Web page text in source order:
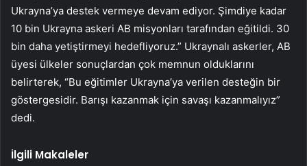
Ukrayna’ya destek vermeye devam ediyor. Şimdiye kadar
10 bin Ukrayna askeri AB misyonları tarafından eğitildi. 30
bin daha yetiştirmeyi hedefliyoruz.” Ukraynalı askerler, AB
üyesi ülkeler sonuçlardan çok memnun olduklarını
belirterek, “Bu eğitimler Ukrayna’ya verilen desteğin bir
göstergesidir. Barışı kazanmak için savaşı kazanmalıyız”
dedi.
İlgili Makaleler